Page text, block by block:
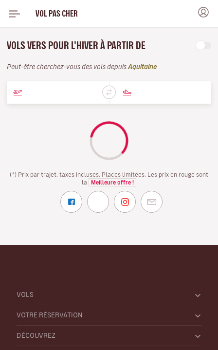
VOL PAS CHER
VOLS VERS POUR L'HIVER À PARTIR DE
Peut-être cherchez-vous des vols depuis Aquitaine
(*) Prix par trajet, taxes incluses. Places limitées. Les prix en rouge sont
la
Meilleure offre !
VOLS
VOTRE RÉSERVATION
DÉCOUVREZ